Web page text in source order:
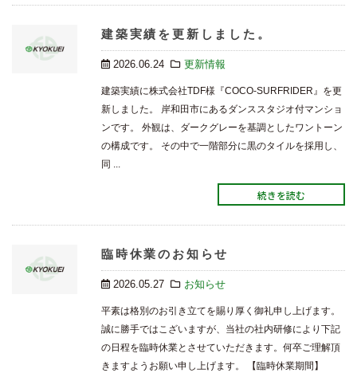
建築実績を更新しました。
2026.06.24 更新情報
建築実績に株式会社TDF様『COCO-SURFRIDER』を更
新しました。 岸和田市にあるダンススタジオ付マンショ
ンです。 外観は、ダークグレーを基調としたワントーン
の構成です。 その中で一階部分に黒のタイルを採用し、
同 ...
続きを読む
臨時休業のお知らせ
2026.05.27 お知らせ
平素は格別のお引き立てを賜り厚く御礼申し上げます。
誠に勝手ではこざいますが、当社の社内研修により下記
の日程を臨時休業とさせていただきます。何卒ご理解頂
きますようお願い申し上げます。 【臨時休業期間】